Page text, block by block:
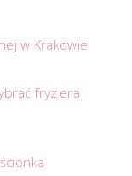
w Krakowie
fryzjera